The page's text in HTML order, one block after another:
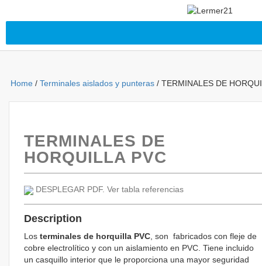
Home / Terminales aislados y punteras / TERMINALES DE
TERMINALES DE
HORQUILLA PVC
DESPLEGAR PDF. Ver tabla referencias
Description
Los terminales de horquilla PVC, son fabricados con fleje de
cobre electrolítico y con un aislamiento en PVC. Tiene incluido
un casquillo interior que le proporciona una mayor seguridad